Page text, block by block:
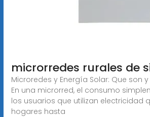
microrredes rurales de
Microredes y Energía Solar: Que son
En una microrred, el consumo
los usuarios que utilizan electricidad
hogares hasta